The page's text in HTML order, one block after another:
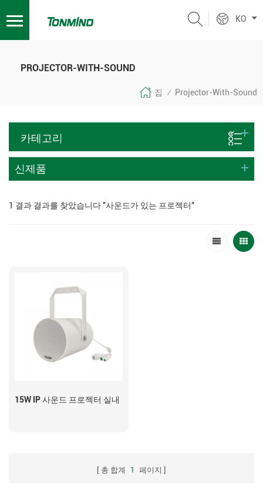
KO
PROJECTOR-WITH-SOUND
집 / Projector-With-Sound
카테고리
신제품
1 결과 결과를 찾았습니다 "사운드가 있는 프로젝터"
15W IP 사운드 프로젝터 실내
총 합계 1 페이지